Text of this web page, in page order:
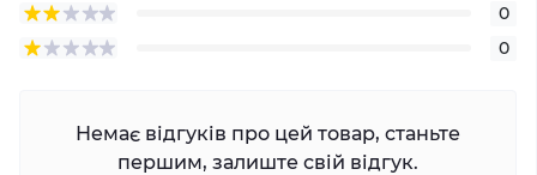
0
0
Немає відгуків про цей товар, станьте
першим, залиште свій відгук.